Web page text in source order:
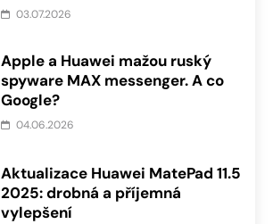
03.07.2026
Apple a Huawei mažou ruský
spyware MAX messenger. A co
Google?
04.06.2026
Aktualizace Huawei MatePad 11.5
2025: drobná a příjemná
vylepšení